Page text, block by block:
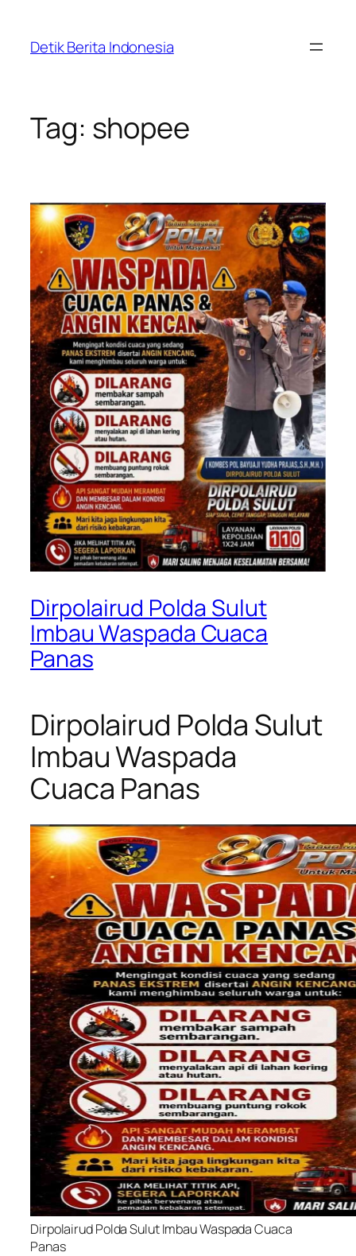
content
Detik Berita Indonesia
Tag: shopee
Dirpolairud Polda Sulut
Imbau Waspada Cuaca
Panas
Dirpolairud Polda Sulut
Imbau Waspada
Cuaca Panas
Dirpolairud Polda Sulut Imbau Waspada Cuaca
Panas